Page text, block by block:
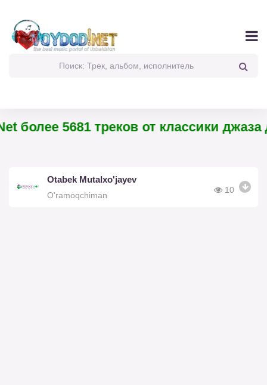
более 5681 треков от классики джаза
Otabek Mutalxo'jayev
O'ramoqchiman
10